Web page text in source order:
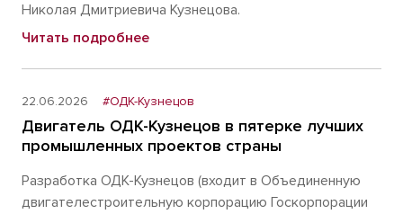
Николая Дмитриевича Кузнецова.
Читать подробнее
22.06.2026 #ОДК-Кузнецов
Двигатель ОДК-Кузнецов в пятерке лучших
промышленных проектов страны
Разработка ОДК-Кузнецов (входит в Объединенную
двигателестроительную корпорацию Госкорпорации